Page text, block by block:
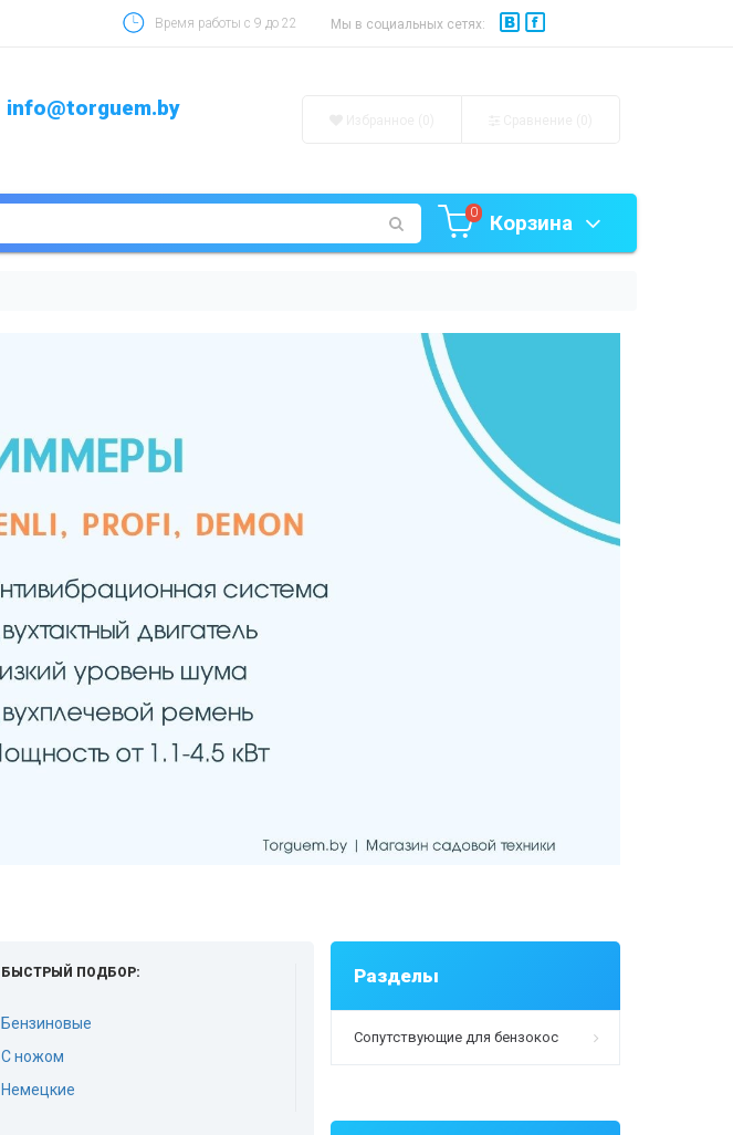
Время работы с 9 до 22 Мы в социальных сетях:
info@torguem.by
0 Корзина
БЫСТРЫЙ ПОДБОР:
Бензиновые
С ножом
Немецкие
Разделы
Сопутствующие для бензокос